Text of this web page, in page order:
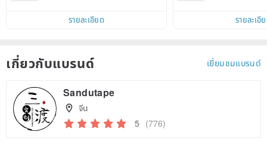
รายละเอียด
within 7 days!
รายละเอี
เกี่ยวกับแบรนด์ เยี่ยมชมแบรนด์
Sandutape
จีน
5 (776)